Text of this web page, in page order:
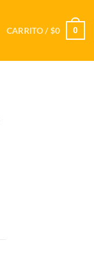
CARRITO /$0 0